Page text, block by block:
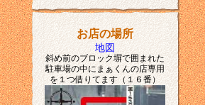
お店の場所
地図
斜め前のブロック塀で囲まれた
駐車場の中にまぁくんの店専用
を１つ借りてます（１６番）